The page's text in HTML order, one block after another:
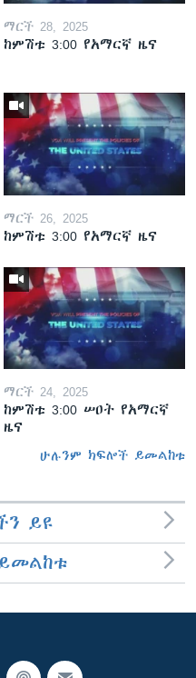
ማርች 28, 2025
ከምሽቱ 3:00 የአማርኛ ዜና
ማርች 26, 2025
ከምሽቱ 3:00 የአማርኛ ዜና
ማርች 24, 2025
ከምሽቱ 3:00 ሠዐት የአማርኛ
ዜና
ሁሉንም ክፍሎች ይመልከቱ
ይዩ